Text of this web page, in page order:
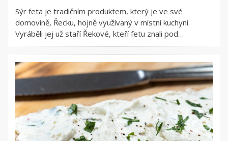
Sýr feta je tradičním produktem, který je ve své
domovině, Řecku, hojně využívaný v místní kuchyni.
Vyráběli jej už staří Řekové, kteří fetu znali pod…